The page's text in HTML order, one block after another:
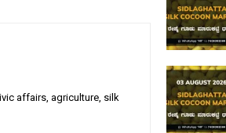
affairs, agriculture, silk